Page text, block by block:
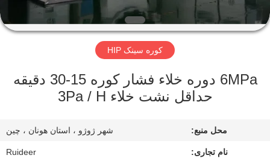
تور
کوره سینک HIP
6MPa دوره خلاء فشار کوره 15-30 دقیقه
حداقل نشت خلاء 3Pa / H
محل منبع: شهر ژوژو ، استان هونان ، چین
نام تجاری: Ruideer